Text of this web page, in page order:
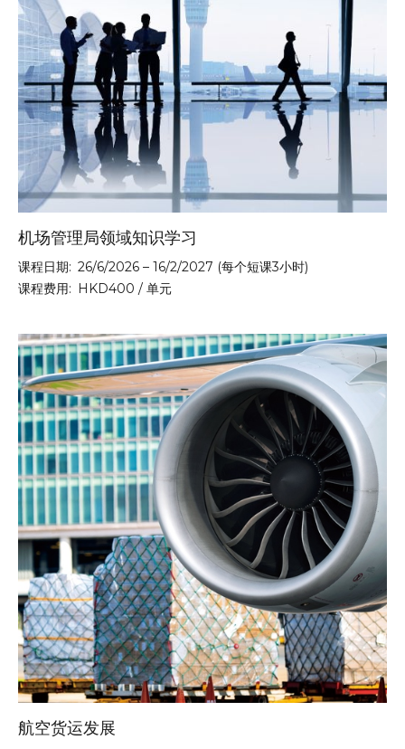
机场管理局领域知识学习
课程日期: 26/6/2026 – 16/2/2027 (每个短课3小时)
课程费用: HKD400 / 单元
航空货运发展